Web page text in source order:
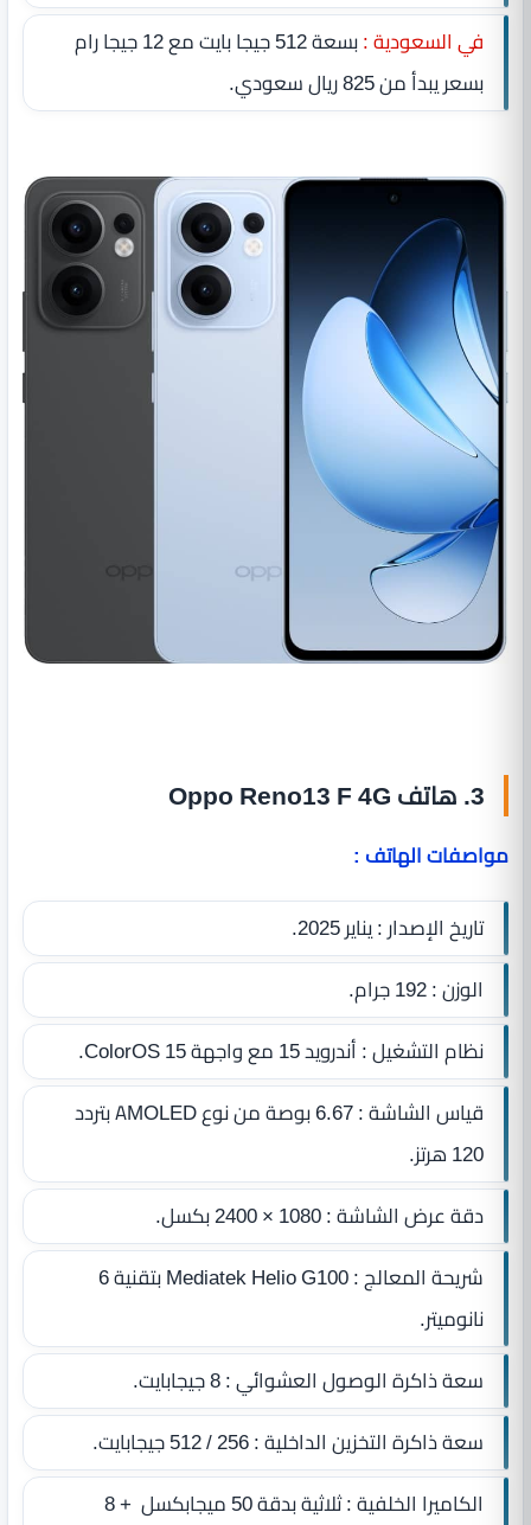
في السعودية :
بسعة 512 جيجا بايت مع 12 جيجا رام
بسعر يبدأ من 825 ريال سعودي.
3. هاتف Oppo Reno13 F 4G
مواصفات الهاتف :
تاريخ الإصدار : يناير 2025.
الوزن : 192 جرام.
نظام التشغيل : أندرويد 15 مع واجهة ColorOS 15.
قياس الشاشة : 6.67 بوصة من نوع AMOLED بتردد
120 هرتز.
دقة عرض الشاشة : 1080 × 2400 بكسل.
شريحة المعالج : Mediatek Helio G100 بتقنية 6
نانوميتر.
سعة ذاكرة الوصول العشوائي : 8 جيجابايت.
سعة ذاكرة التخزين الداخلية : 256 / 512 جيجابايت.
الكاميرا الخلفية : ثلاثية بدقة 50 ميجابكسل + 8